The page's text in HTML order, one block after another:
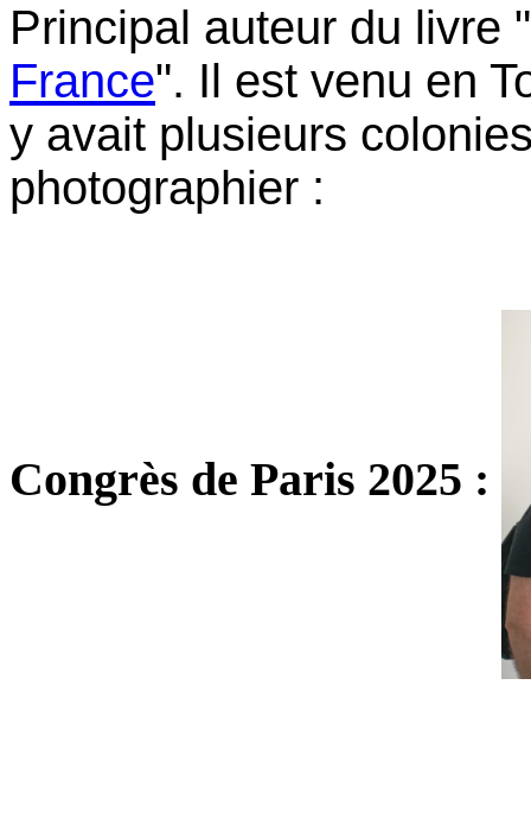
Principal auteur du livre "
France". Il est venu en
y avait plusieurs
photographier :
Congrès de Paris 2025 :